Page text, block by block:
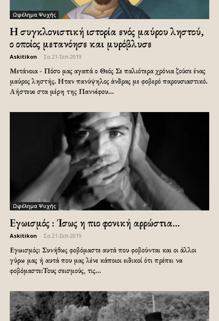
Ωφέλημα Ψυχής
Η συγκλονιστική ιστορία ενός μαύρου ληστού,
ο οποίος μετανόησε και μυρόβλυσε
Askitikon Σα 21-Σεπ-2019
Μετάνοια - Πόσο μας αγαπά ο Θεός Σε παλιότερα χρόνια ζούσε ένας
μαύρος ληστής. Ηταν πανύψηλος άνδρας με φοβερό παρουσιαστικό.
Λήστευε στα μέρη της Παννέφου...
Ωφέλημα Ψυχής
Εγωισμός : Ίσως η πιο φονική αρρώστια…
Askitikon Σα 21-Σεπ-2019
Εγωισμός: Συνήθως φοβόμαστε αυτά που φοβούνται και οι άλλοι
γύρω μας ή αυτά που μας λένε κάποιοι ειδικοί ότι πρέπει να
φοβόμαστε:Τους σεισμούς, τις...